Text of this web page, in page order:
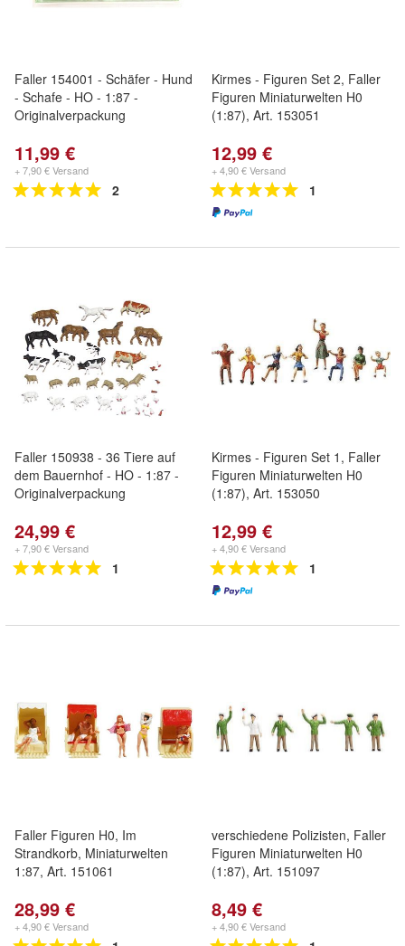
Faller 154001 - Schäfer - Hund
- Schafe - HO - 1:87 -
Originalverpackung
11,99 €
+ 7,90 € Versand
2
Kirmes - Figuren Set 2, Faller
Figuren Miniaturwelten H0
(1:87), Art. 153051
12,99 €
+ 4,90 € Versand
1
Faller 150938 - 36 Tiere auf
dem Bauernhof - HO - 1:87 -
Originalverpackung
24,99 €
+ 7,90 € Versand
1
Kirmes - Figuren Set 1, Faller
Figuren Miniaturwelten H0
(1:87), Art. 153050
12,99 €
+ 4,90 € Versand
1
Faller Figuren H0, Im
Strandkorb, Miniaturwelten
1:87, Art. 151061
28,99 €
+ 4,90 € Versand
verschiedene Polizisten, Faller
Figuren Miniaturwelten H0
(1:87), Art. 151097
8,49 €
+ 4,90 € Versand